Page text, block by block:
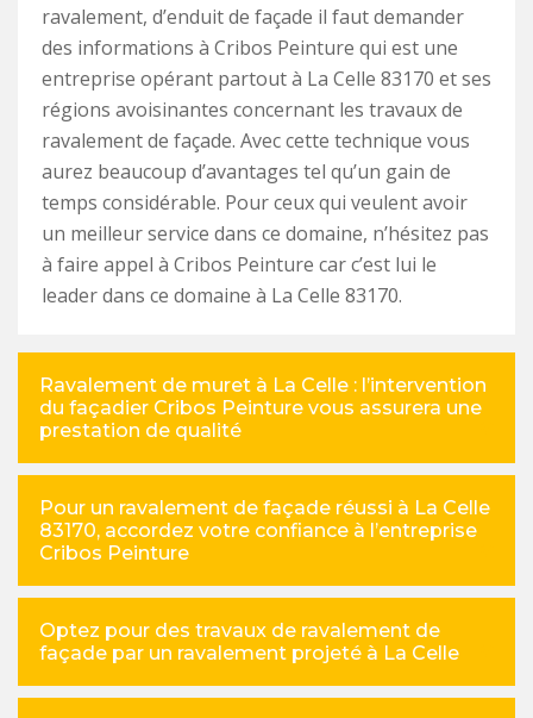
ravalement, d’enduit de façade il faut demander
des informations à Cribos Peinture qui est une
entreprise opérant partout à La Celle 83170 et ses
régions avoisinantes concernant les travaux de
ravalement de façade. Avec cette technique vous
aurez beaucoup d’avantages tel qu’un gain de
temps considérable. Pour ceux qui veulent avoir
un meilleur service dans ce domaine, n’hésitez pas
à faire appel à Cribos Peinture car c’est lui le
leader dans ce domaine à La Celle 83170.
Ravalement de muret à La Celle : l’intervention
du façadier Cribos Peinture vous assurera une
prestation de qualité
Pour un ravalement de façade réussi à La Celle
83170, accordez votre confiance à l’entreprise
Cribos Peinture
Optez pour des travaux de ravalement de
façade par un ravalement projeté à La Celle